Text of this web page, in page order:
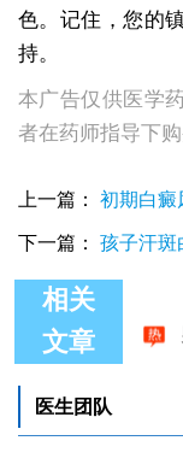
色。记住，您的
持。
本广告仅供医学
者在药师指导下
上一篇： 初期白癜
下一篇： 孩子汗斑
相关
文章
医生团队